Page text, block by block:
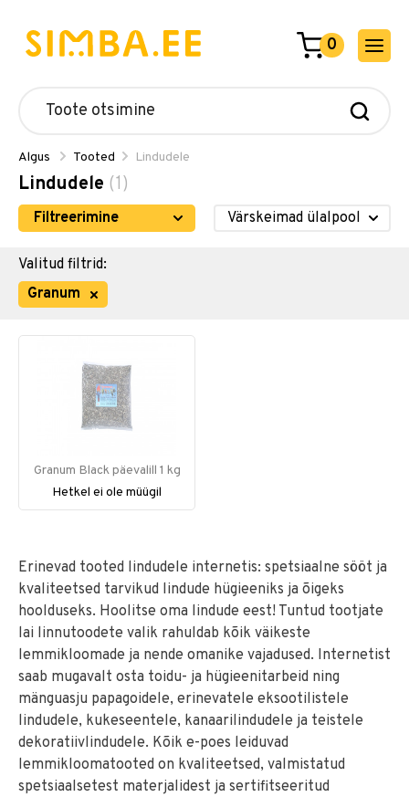
0
Algus Tooted Lindudele
Lindudele (1)
Filtreerimine
Valitud filtrid:
Granum
Granum Black päevalill 1 kg
Hetkel ei ole müügil
Erinevad tooted lindudele internetis: spetsiaalne sööt ja
kvaliteetsed tarvikud lindude hügieeniks ja õigeks
hoolduseks. Hoolitse oma lindude eest! Tuntud tootjate
lai linnutoodete valik rahuldab kõik väikeste
lemmikloomade ja nende omanike vajadused. Internetist
saab mugavalt osta toidu- ja hügieenitarbeid ning
mänguasju papagoidele, erinevatele eksootilistele
lindudele, kukeseentele, kanaarilindudele ja teistele
dekoratiivlindudele. Kõik e-poes leiduvad
lemmikloomatooted on kvaliteetsed, valmistatud
spetsiaalsetest materjalidest ja sertifitseeritud